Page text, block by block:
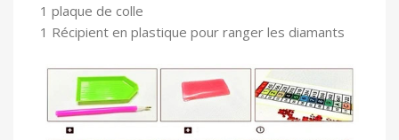
1 plaque de colle
1 Récipient en plastique pour ranger les diamants